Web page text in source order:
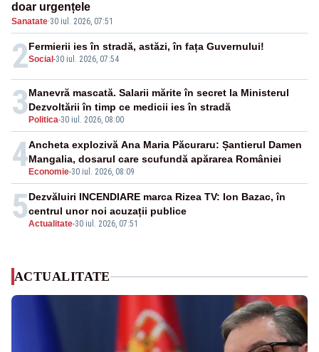
doar urgențele
Sanatate·30 iul. 2026, 07:51
2Social -30 iul. 2026, 07:54
Fermierii ies în stradă, astăzi, în fața Guvernului!
3 Politica-30 iul. 2026, 08:00
Manevră mascată. Salarii mărite în secret la Ministerul
Dezvoltării în timp ce medicii ies în stradă
4 Economie-30 iul. 2026, 08:09
Ancheta explozivă Ana Maria Păcuraru: Șantierul Damen
Mangalia, dosarul care scufundă apărarea României
5Actualitate-30 iul. 2026, 07:51
Dezvăluiri INCENDIARE marca Rizea TV: Ion Bazac, în
centrul unor noi acuzații publice
ACTUALITATE